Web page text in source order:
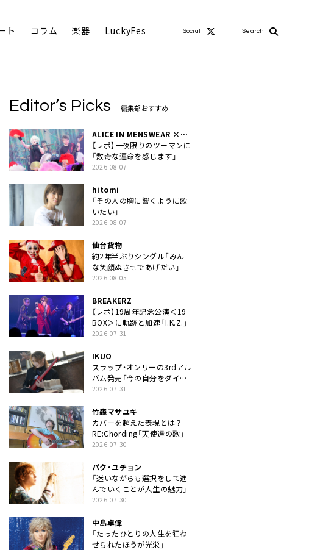
ト コラム 楽器 LuckyFes Social Search
Editor’s Picks 編集部おすすめ
ALICE IN MENSWEAR ×
MASCHERA
【レポ】一夜限りのツーマンに
「数奇な運命を感じます」
2026.08.07
hitomi
「その人の胸に響くように歌
いたい」
2026.08.07
仙台貨物
約2年半ぶりシングル「みん
な笑顔ぬさせであげだい」
2026.08.05
BREAKERZ
【レポ】19周年記念公演＜19
BOX＞に軌跡と加速「I.K.Z.」
2026.07.31
IKUO
スラップ・オンリーの3rdアル
バム発売「今の自分をダイレ
クトに」
2026.07.31
竹森マサユキ
カバーを超えた表現とは？
RE:Chording「天使達の歌」
2026.07.30
パク・ユチョン
「迷いながらも選択をして進
んでいくことが人生の魅力」
2026.07.30
中島卓偉
「たったひとりの人生を狂わ
せられたほうが光栄」